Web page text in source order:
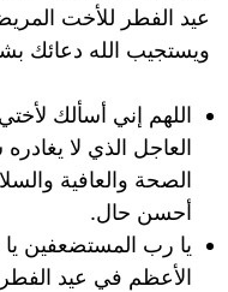
عيد الفطر للأخت
ويستجيب الله دعائك
اللهم إني أسألك
العاجل الذي لا
الصحة والعافية
أحسن حال.
يا رب المستضعفين
الأعظم في عيد